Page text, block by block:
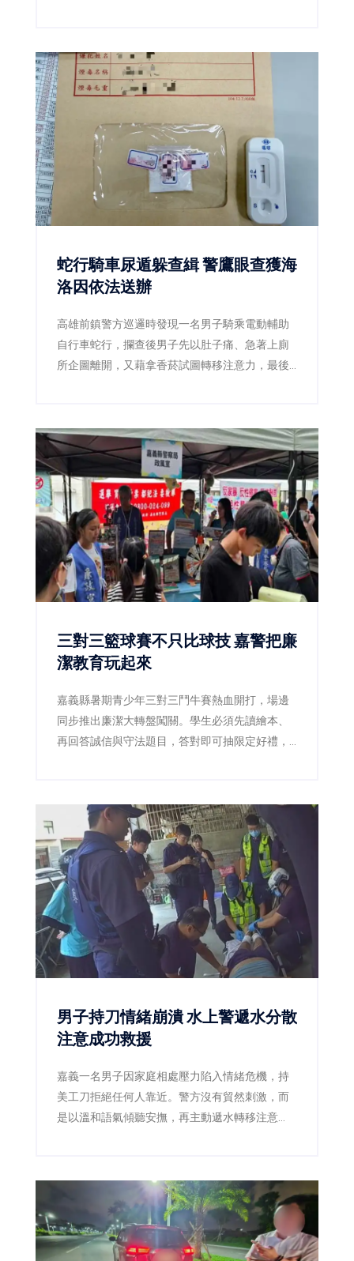
常食用油品並無關聯，現場也再次釐清「此油非
彼油」，避免錯誤資訊持續擴散。
蛇行騎車尿遁躲查緝 警鷹眼查獲海
洛因依法送辦
高雄前鎮警方巡邏時發現一名男子騎乘電動輔助
自行車蛇行，攔查後男子先以肚子痛、急著上廁
所企圖離開，又藉拿香菸試圖轉移注意力，最後
三對三籃球賽不只比球技 嘉警把廉
潔教育玩起來
嘉義縣暑期青少年三對三鬥牛賽熱血開打，場邊
同步推出廉潔大轉盤闖關。學生必須先讀繪本、
再回答誠信與守法題目，答對即可抽限定好禮，
男子持刀情緒崩潰 水上警遞水分散
注意成功救援
嘉義一名男子因家庭相處壓力陷入情緒危機，持
美工刀拒絕任何人靠近。警方沒有貿然刺激，而
是以溫和語氣傾聽安撫，再主動遞水轉移注意